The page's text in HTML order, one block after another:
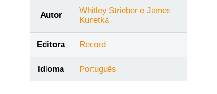
Autor
Whitley Strieber e James
Kunetka
Editora Record
Idioma Português